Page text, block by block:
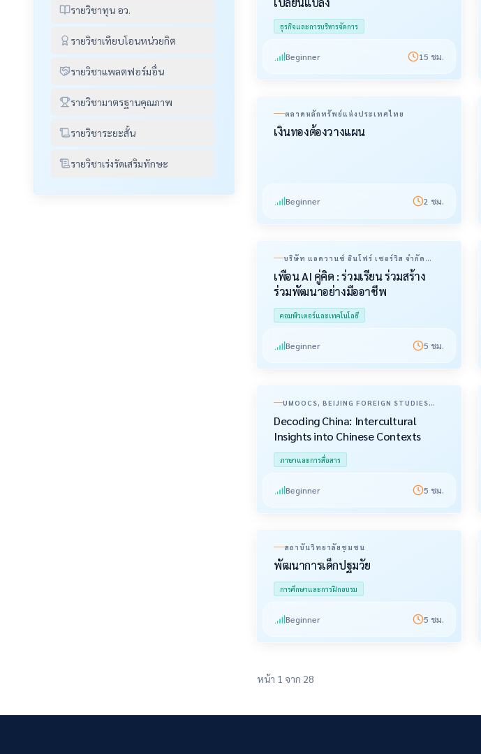
รายวิชาทุน อว.
รายวิชาเทียบโอนหน่วยกิต
รายวิชาแพลตฟอร์มอื่น
รายวิชามาตรฐานคุณภาพ
รายวิชาระยะสั้น
รายวิชาเร่งรัดเสริมทักษะ
ธุรกิจและการบริหารจัดการ
Beginner 15 ชม.
ตลาดหลักทรัพย์แห่งประเทศไทย
เงินทองต้องวางแผน
Beginner 2 ชม.
บริษัท แอดวานซ์ อินโฟร์ เซอร์วิส จำกัด
(มหาชน)
เพื่อน AI คู่คิด : ร่วมเรียน ร่วมสร้าง
ร่วมพัฒนาอย่างมืออาชีพ
คอมพิวเตอร์และเทคโนโลยี
Beginner 5 ชม.
UMOOCS, BEIJING FOREIGN STUDIES
Decoding China: Intercultural
Insights into Chinese Contexts
ภาษาและการสื่อสาร
Beginner 5 ชม.
สถาบันวิทยาลัยชุมชน
พัฒนาการเด็กปฐมวัย
การศึกษาและการฝึกอบรม
Beginner 5 ชม.
หน้า 1 จาก 28